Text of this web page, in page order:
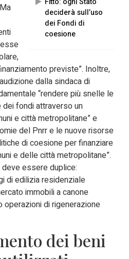
deciderà sull’uso
dei Fondi di
coesione
previste”. Inoltre,
dalla sindaca di
“rendere più snelle le
fondi attraverso un
e città metropolitane” e
del Pnrr e le nuove risorse
di coesione per finanziare
e delle città metropolitane”.
essere duplice:
di edilizia residenziale
immobili a canone
operazioni di rigenerazione
dei beni